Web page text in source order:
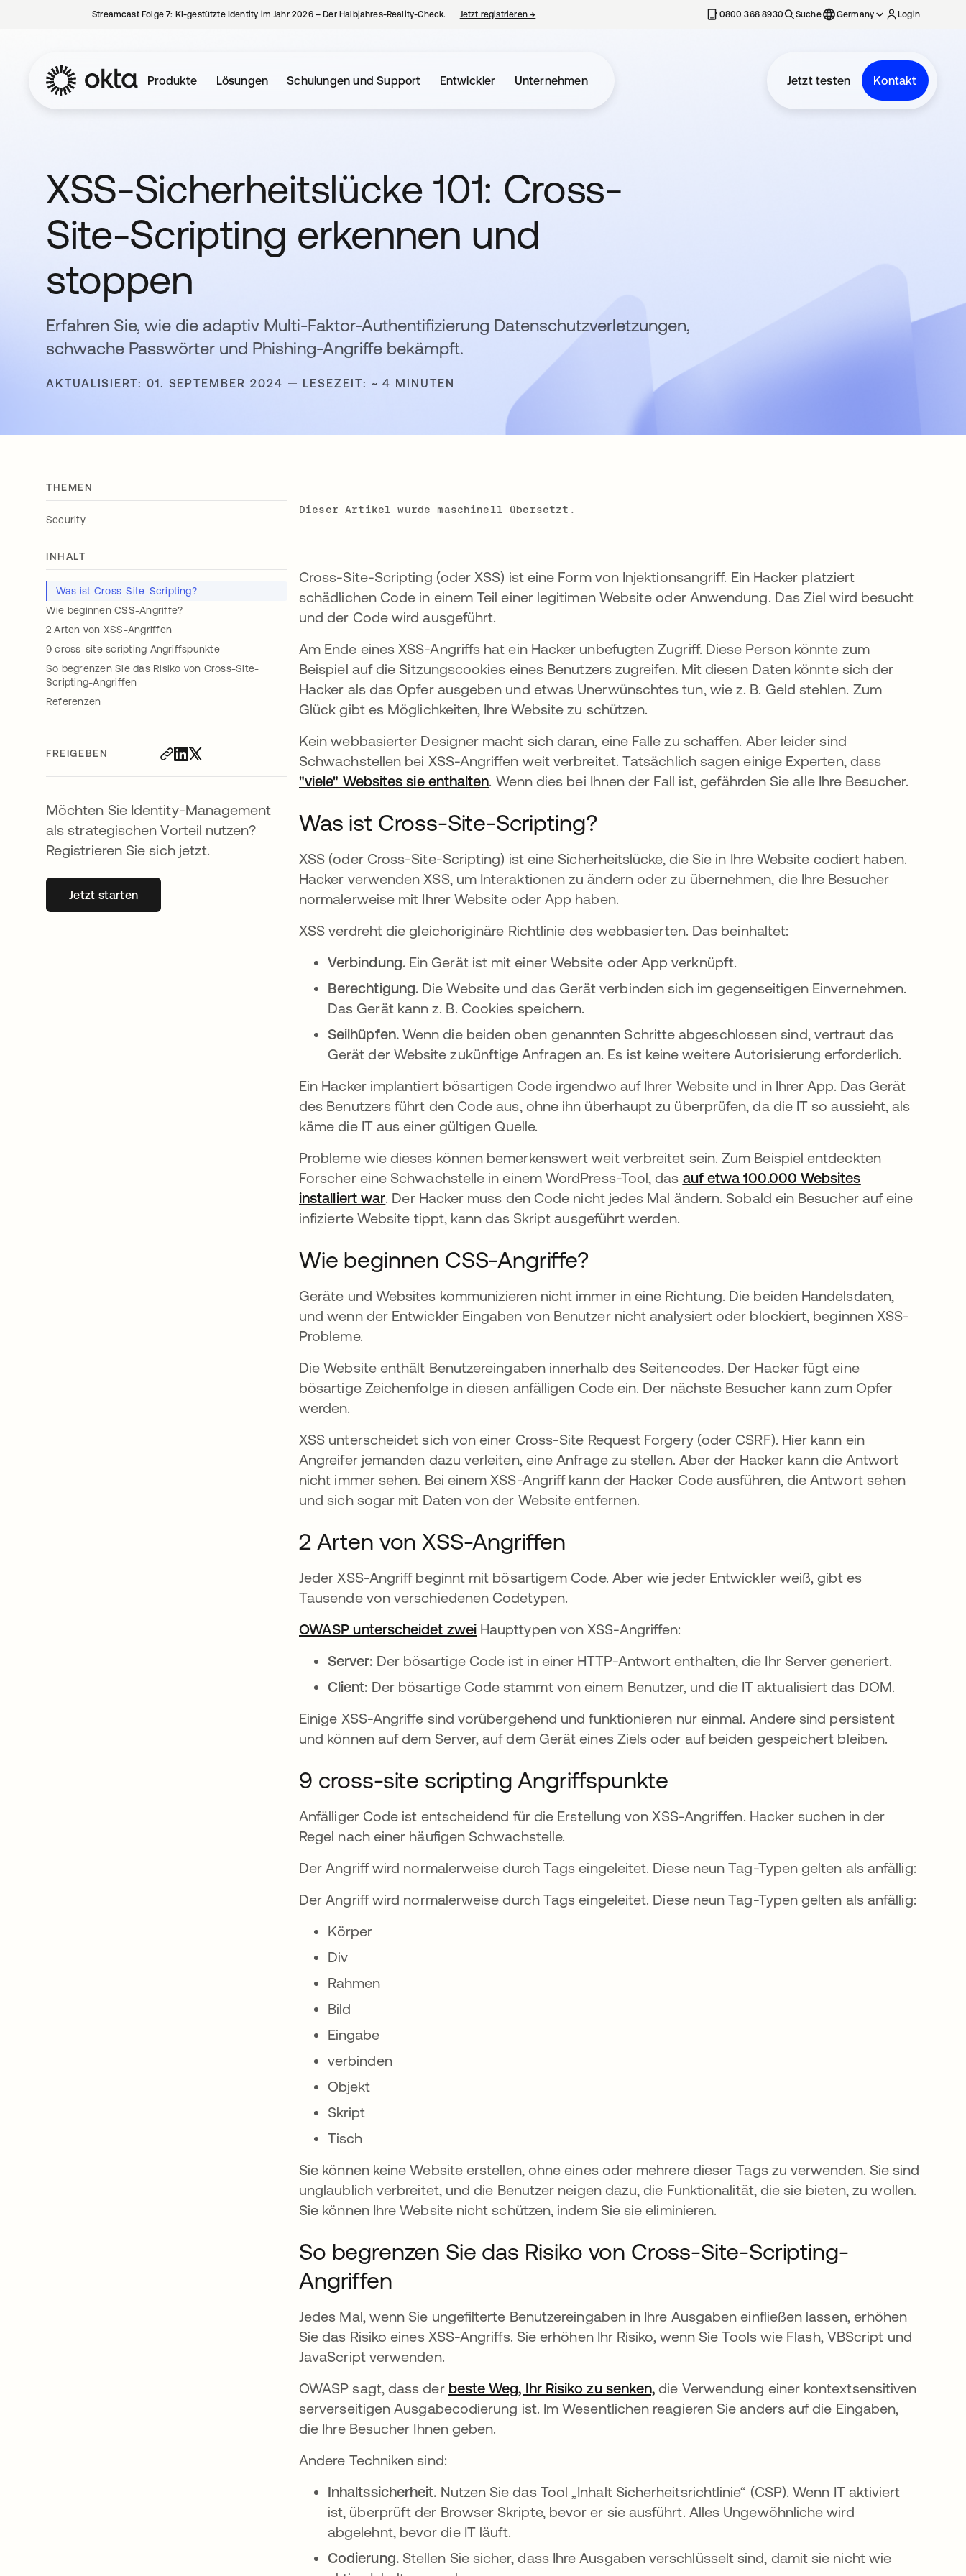
Streamcast Folge 7: KI-gestützte Identity im Jahr 2026 – Der Halbjahres-Reality-Check. Jetzt registrieren→ 0800 368 8930 Suche Germany Login
Produkte Lösungen Schulungen und Support Entwickler Unternehmen Jetzt testen Kontakt
XSS-Sicherheitslücke 101: Cross-
Site-Scripting erkennen und
stoppen
Erfahren Sie, wie die adaptiv Multi-Faktor-Authentifizierung Datenschutzverletzungen,
schwache Passwörter und Phishing-Angriffe bekämpft.
AKTUALISIERT: 01. SEPTEMBER 2024 LESEZEIT: ~ 4 MINUTEN
THEMEN
Security
INHALT
Was ist Cross-Site-Scripting?
Wie beginnen CSS-Angriffe?
2 Arten von XSS-Angriffen
9 cross-site scripting Angriffspunkte
So begrenzen Sie das Risiko von Cross-Site-
Scripting-Angriffen
Referenzen
FREIGEBEN
Möchten Sie Identity-Management
als strategischen Vorteil nutzen?
Registrieren Sie sich jetzt.
Jetzt startenwird in einer neuen Registerkarte geöffnet
Dieser Artikel wurde maschinell übersetzt.
Cross-Site-Scripting (oder XSS) ist eine Form von Injektionsangriff. Ein Hacker platziert
schädlichen Code in einem Teil einer legitimen Website oder Anwendung. Das Ziel wird besucht
und der Code wird ausgeführt.
Am Ende eines XSS-Angriffs hat ein Hacker unbefugten Zugriff. Diese Person könnte zum
Beispiel auf die Sitzungscookies eines Benutzers zugreifen. Mit diesen Daten könnte sich der
Hacker als das Opfer ausgeben und etwas Unerwünschtes tun, wie z. B. Geld stehlen. Zum
Glück gibt es Möglichkeiten, Ihre Website zu schützen.
Kein webbasierter Designer macht sich daran, eine Falle zu schaffen. Aber leider sind
Schwachstellen bei XSS-Angriffen weit verbreitet. Tatsächlich sagen einige Experten, dass
"viele" Websites sie enthaltenwird in einer neuen Registerkarte geöffnet
. Wenn dies bei Ihnen der Fall ist, gefährden Sie alle Ihre Besucher.
Was ist Cross-Site-Scripting?
XSS (oder Cross-Site-Scripting) ist eine Sicherheitslücke, die Sie in Ihre Website codiert haben.
Hacker verwenden XSS, um Interaktionen zu ändern oder zu übernehmen, die Ihre Besucher
normalerweise mit Ihrer Website oder App haben.
XSS verdreht die gleichoriginäre Richtlinie des webbasierten. Das beinhaltet:
Verbindung. Ein Gerät ist mit einer Website oder App verknüpft.
Berechtigung. Die Website und das Gerät verbinden sich im gegenseitigen Einvernehmen.
Das Gerät kann z. B. Cookies speichern.
Seilhüpfen. Wenn die beiden oben genannten Schritte abgeschlossen sind, vertraut das
Gerät der Website zukünftige Anfragen an. Es ist keine weitere Autorisierung erforderlich.
Ein Hacker implantiert bösartigen Code irgendwo auf Ihrer Website und in Ihrer App. Das Gerät
des Benutzers führt den Code aus, ohne ihn überhaupt zu überprüfen, da die IT so aussieht, als
käme die IT aus einer gültigen Quelle.
Probleme wie dieses können bemerkenswert weit verbreitet sein. Zum Beispiel entdeckten
Forscher eine Schwachstelle in einem WordPress-Tool, das auf etwa 100.000 Websites
installiert warwird in einer neuen Registerkarte geöffnet
. Der Hacker muss den Code nicht jedes Mal ändern. Sobald ein Besucher auf eine
infizierte Website tippt, kann das Skript ausgeführt werden.
Wie beginnen CSS-Angriffe?
Geräte und Websites kommunizieren nicht immer in eine Richtung. Die beiden Handelsdaten,
und wenn der Entwickler Eingaben von Benutzer nicht analysiert oder blockiert, beginnen XSS-
Probleme.
Die Website enthält Benutzereingaben innerhalb des Seitencodes. Der Hacker fügt eine
bösartige Zeichenfolge in diesen anfälligen Code ein. Der nächste Besucher kann zum Opfer
werden.
XSS unterscheidet sich von einer Cross-Site Request Forgery (oder CSRF). Hier kann ein
Angreifer jemanden dazu verleiten, eine Anfrage zu stellen. Aber der Hacker kann die Antwort
nicht immer sehen. Bei einem XSS-Angriff kann der Hacker Code ausführen, die Antwort sehen
und sich sogar mit Daten von der Website entfernen.
2 Arten von XSS-Angriffen
Jeder XSS-Angriff beginnt mit bösartigem Code. Aber wie jeder Entwickler weiß, gibt es
Tausende von verschiedenen Codetypen.
OWASP unterscheidet zweiwird in einer neuen Registerkarte geöffnet
Haupttypen von XSS-Angriffen:
Server: Der bösartige Code ist in einer HTTP-Antwort enthalten, die Ihr Server generiert.
Client: Der bösartige Code stammt von einem Benutzer, und die IT aktualisiert das DOM.
Einige XSS-Angriffe sind vorübergehend und funktionieren nur einmal. Andere sind persistent
und können auf dem Server, auf dem Gerät eines Ziels oder auf beiden gespeichert bleiben.
9 cross-site scripting Angriffspunkte
Anfälliger Code ist entscheidend für die Erstellung von XSS-Angriffen. Hacker suchen in der
Regel nach einer häufigen Schwachstelle.
Der Angriff wird normalerweise durch Tags eingeleitet. Diese neun Tag-Typen gelten als anfällig:
Der Angriff wird normalerweise durch Tags eingeleitet. Diese neun Tag-Typen gelten als anfällig:
Körper
Div
Rahmen
Bild
Eingabe
verbinden
Objekt
Skript
Tisch
Sie können keine Website erstellen, ohne eines oder mehrere dieser Tags zu verwenden. Sie sind
unglaublich verbreitet, und die Benutzer neigen dazu, die Funktionalität, die sie bieten, zu wollen.
Sie können Ihre Website nicht schützen, indem Sie sie eliminieren.
So begrenzen Sie das Risiko von Cross-Site-Scripting-
Angriffen
Jedes Mal, wenn Sie ungefilterte Benutzereingaben in Ihre Ausgaben einfließen lassen, erhöhen
Sie das Risiko eines XSS-Angriffs. Sie erhöhen Ihr Risiko, wenn Sie Tools wie Flash, VBScript und
JavaScript verwenden.
OWASP sagt, dass der beste Weg, Ihr Risiko zu senken, wird in einer neuen Registerkarte geöffnet
die Verwendung einer kontextsensitiven
serverseitigen Ausgabecodierung ist. Im Wesentlichen reagieren Sie anders auf die Eingaben,
die Ihre Besucher Ihnen geben.
Andere Techniken sind:
Inhaltssicherheit. Nutzen Sie das Tool „Inhalt Sicherheitsrichtlinie“ (CSP). Wenn IT aktiviert
ist, überprüft der Browser Skripte, bevor er sie ausführt. Alles Ungewöhnliche wird
abgelehnt, bevor die IT läuft.
Codierung. Stellen Sie sicher, dass Ihre Ausgaben verschlüsselt sind, damit sie nicht wie